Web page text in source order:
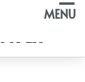
MENU